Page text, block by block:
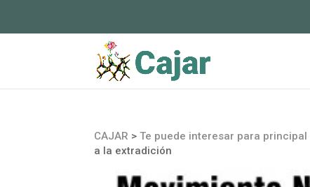
CAJAR >Te puede interesar para principal
a la extradición